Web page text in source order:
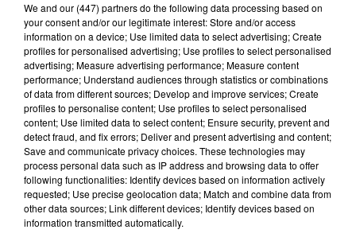
Publié : 21 mars 2018 à 10h14 par Laurent Batigne
Ce mardi soir, de 20 heures à plus de minuit, les
abords de la Cathédrale sainte Cécile à Albi ont été
fermés à la circulation pour la deuxième soirée
d'enregistrement avec l'orgue de la Cathédrale.
L'organsite titulaire de l’orgue, Frédéric Deschamps,
enregistre un CD consacré à Bach pour l'association
Moucherel:
We and our (447) partnersdo the following data processing based on
your consent and/or our legitimate interest: Store and/or access
information on a device; Use limited data to select advertising; Create
profiles for personalised advertising; Use profiles to select personalised
advertising; Measure advertising performance; Measure content
performance; Understand audiences through statistics or combinations
of data from different sources; Develop and improve services; Create
profiles to personalise content; Use profiles to select personalised
content; Use limited data to select content; Ensure security, prevent and
detect fraud, and fix errors; Deliver and present advertising and content;
Save and communicate privacy choices. These technologies may
process personal data such as IP address and browsing data to offer
following functionalities: Identify devices based on information actively
requested; Use precise geolocation data; Match and combine data from
other data sources; Link different devices; Identify devices based on
information transmitted automatically.